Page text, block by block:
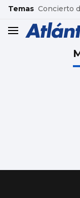
common.go-to-
Temas Concierto